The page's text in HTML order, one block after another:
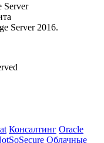
Server
Server 2016.
Консалтинг Oracle
Облачные